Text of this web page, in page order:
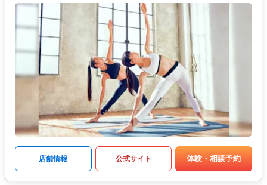
店舗情報 公式サイト 体験・相談予約